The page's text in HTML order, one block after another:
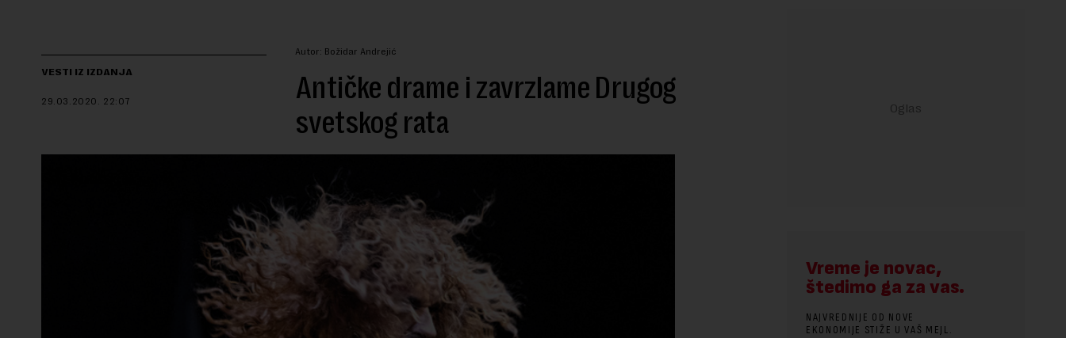
VESTI IZ IZDANJA
29.03.2020. 22:07
Autor: Božidar Andrejić
Antičke drame i zavrzlame Drugog
svetskog rata
Vreme je novac,
štedimo ga za vas.
NAJVREDNIJE OD NOVE
EKONOMIJE STIŽE U VAŠ MEJL.